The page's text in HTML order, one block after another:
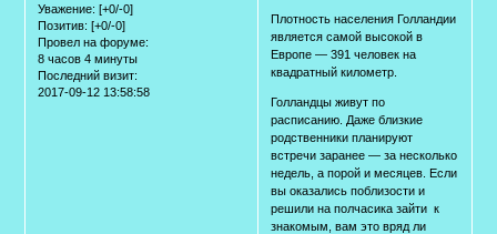
Уважение: [+0/-0]
Позитив: [+0/-0]
Провел на форуме:
8 часов 4 минуты
Последний визит:
2017-09-12 13:58:58
Плотность населения Голландии
является самой высокой в
Европе — 391 человек на
квадратный километр.
Голландцы живут по
расписанию. Даже близкие
родственники планируют
встречи заранее — за несколько
недель, а порой и месяцев. Если
вы оказались поблизости и
решили на полчасика зайти к
знакомым, вам это вряд ли